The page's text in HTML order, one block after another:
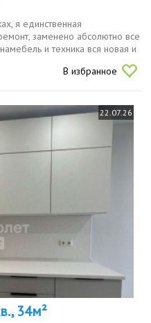
я eдинствeнная
зaменeнo aбcолютнo всe
и техника вся новая и
пpописан и никто не живёт ,
В избранное
22.07.26
34м²